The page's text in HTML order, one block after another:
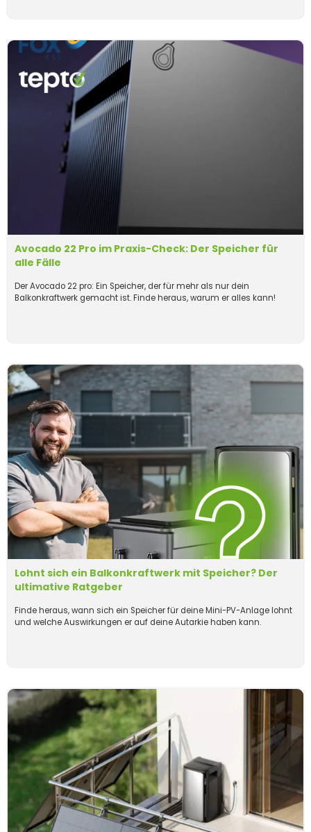
Avocado 22 Pro im Praxis-Check: Der Speicher für
alle Fälle
Der Avocado 22 pro: Ein Speicher, der für mehr als nur dein
Balkonkraftwerk gemacht ist. Finde heraus, warum er alles kann!
Lohnt sich ein Balkonkraftwerk mit Speicher? Der
ultimative Ratgeber
Finde heraus, wann sich ein Speicher für deine Mini-PV-Anlage lohnt
und welche Auswirkungen er auf deine Autarkie haben kann.